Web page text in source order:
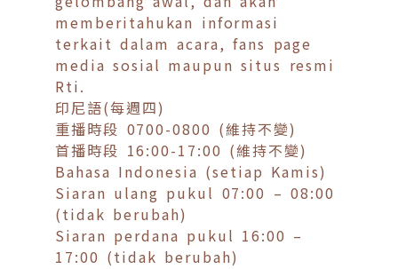
memberitahukan informasi
terkait dalam acara, fans page
media sosial maupun situs resmi
Rti.
印尼語(每週四)
重播時段 0700-0800 (維持不變)
首播時段 16:00-17:00 (維持不變)
Bahasa Indonesia (setiap Kamis)
Siaran ulang pukul 07:00 – 08:00
(tidak berubah)
Siaran perdana pukul 16:00 –
17:00 (tidak berubah)